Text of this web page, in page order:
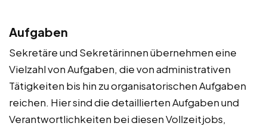
Aufgaben
Sekretäre und Sekretärinnen übernehmen eine
Vielzahl von Aufgaben, die von administrativen
Tätigkeiten bis hin zu organisatorischen Aufgaben
reichen. Hier sind die detaillierten Aufgaben und
Verantwortlichkeiten bei diesen Vollzeitjobs,